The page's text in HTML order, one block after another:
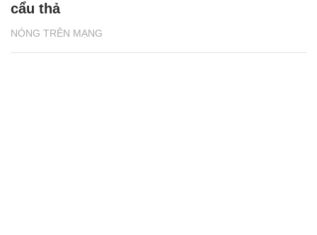
NÓNG TRÊN MẠNG
cẩu thả